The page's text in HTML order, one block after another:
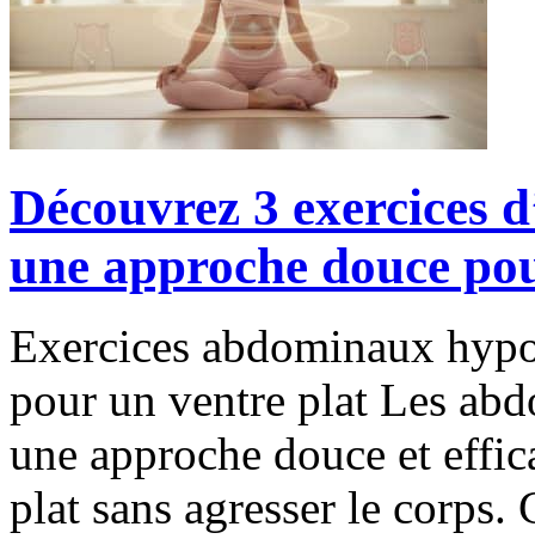
Découvrez 3 exercices
une approche douce
Exercices abdominaux
pour un ventre plat Les
une approche douce et
plat sans agresser le